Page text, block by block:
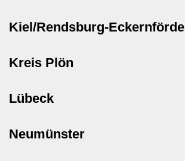
Kiel/Rendsburg-Eckernförde
Kreis Plön
Lübeck
Neumünster